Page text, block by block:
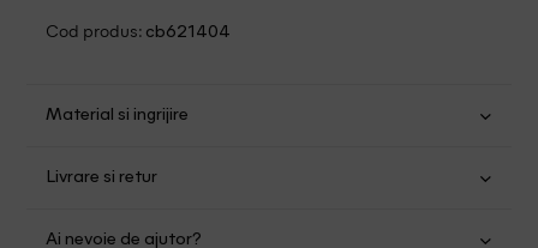
Cod produs: cb621404
Material si ingrijire
Nu folositi inalbitor
Livrare si retur
Ai nevoie de ajutor?